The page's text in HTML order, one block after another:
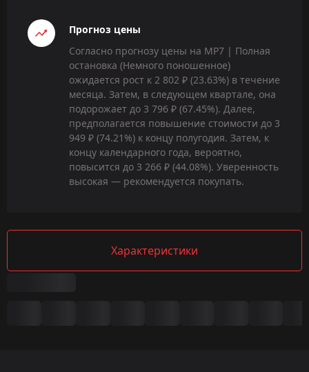
Прогноз цены
Согласно прогнозу цены на MP7 | Полная
остановка (Немного поношенное)
ожидается рост к 2 802 ₽ (23.63%) в течение
месяца. Затем, в следующем квартале, она
подорожает до 3 796 ₽ (67.45%). Далее,
предполагается повышение стоимости до 3
949 ₽ (74.21%) к концу полугодия. Затем, к
концу календарного года, вероятно,
повысится до 3 266 ₽ (44.08%). Уверенность
высокая — рекомендуется покупать.
Характеристики